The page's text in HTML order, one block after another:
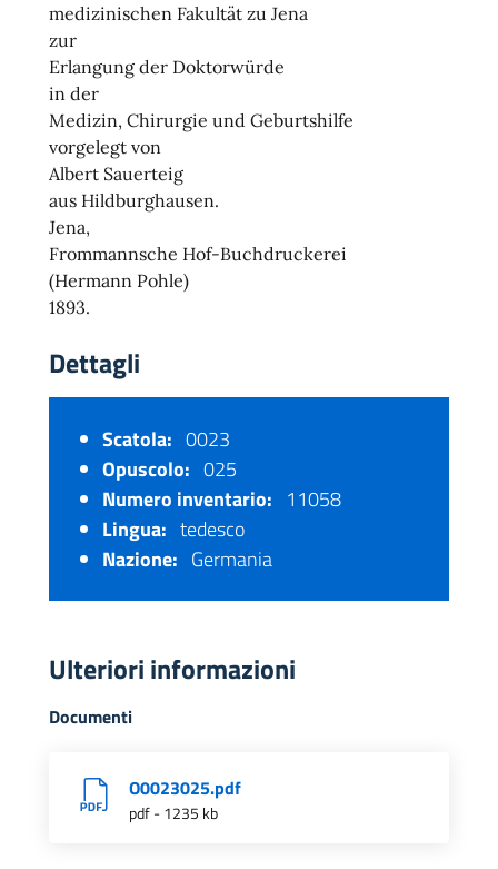
medizinischen Fakultät zu Jena
zur
Erlangung der Doktorwürde
in der
Medizin, Chirurgie und Geburtshilfe
vorgelegt von
Albert Sauerteig
aus Hildburghausen.
Jena,
Frommannsche Hof-Buchdruckerei
(Hermann Pohle)
1893.
Dettagli
Scatola: 0023
Opuscolo: 025
Numero inventario: 11058
Lingua: tedesco
Nazione: Germania
Ulteriori informazioni
Documenti
O0023025.pdf
pdf - 1235 kb